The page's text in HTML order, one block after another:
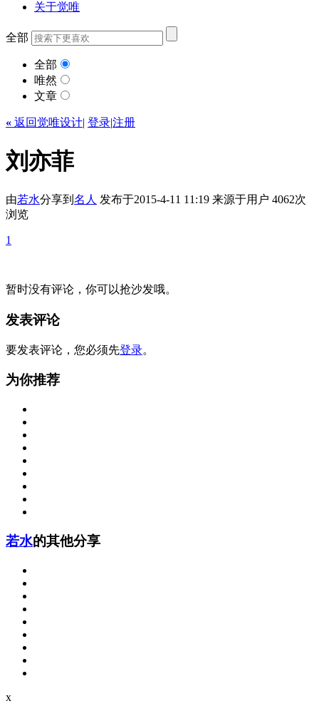
关于觉唯
全部
全部
唯然
文章
« 返回觉唯设计| 登录|注册
刘亦菲
由若水分享到 名人 发布于2015-4-11 11:19 来源于用户 4062次
浏览
1
暂时没有评论，你可以抢沙发哦。
发表评论
要发表评论，您必须先登录。
为你推荐
若水的其他分享
x